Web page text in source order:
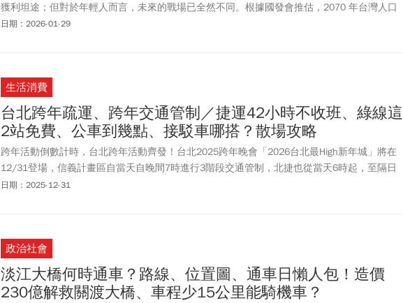
獲利坦途；但對於年輕人而言，未來的戰場已全然不同。根據國發會推估，2070 年台灣人口
將縮水三分之一，整整消失 844 萬人。這不只是一個數據，更預示著未來房地產將進入「極
淪為「資產殺手」，並在人口逆轉的浪潮中，守住你的現金流與選擇權。
日期：2026-01-29
生活消費
台北跨年疏運、跨年交通管制／捷運42小時不收班、綠線這
2站免費、公車到幾點、接駁車哪搭？散場攻略
跨年活動倒數計時，台北跨年活動齊發！台北2025跨年晚會「2026台北最High新年城」將在
12/31登場，信義計畫區自當天自晚間7時進行3階段交通管制，北捷也從當天6時起，至隔日
24時，連續42小時營運不收班。更祭出「搭乘優惠」活動，自31日22時30分至1月1日6時，
日期：2025-12-31
政治社會
淡江大橋何時通車？路線、位置圖、通車日懶人包！造價
230億解救關渡大橋、車程少15公里能騎機車？